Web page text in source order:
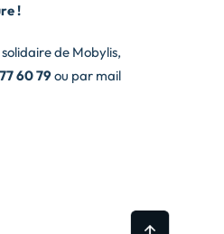
!
de Mobylis,
60 79ou par mail